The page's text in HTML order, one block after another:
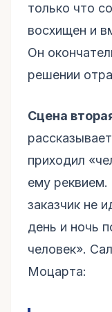
только что
восхищен и
Он
решении
Сцена
приходил
ему реквием.
заказчик не
день и ночь
человек».
Моцарта: